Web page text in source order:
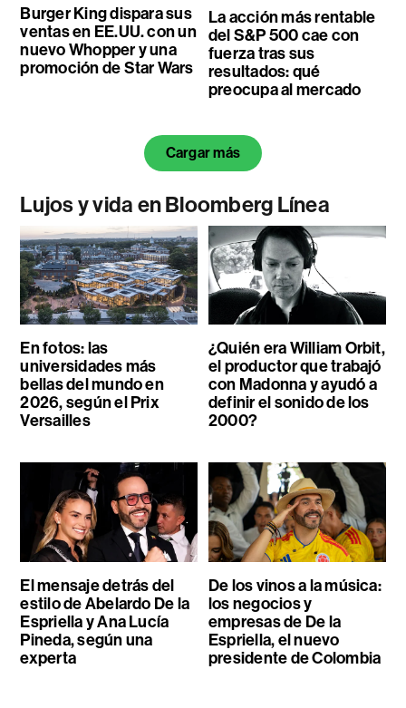
Burger King dispara sus
ventas en EE.UU. con un
nuevo Whopper y una
promoción de Star Wars
La acción más rentable
del S&P 500 cae con
fuerza tras sus
resultados: qué
preocupa al mercado
Cargar más
Lujos y vida en Bloomberg Línea
En fotos: las
universidades más
bellas del mundo en
2026, según el Prix
Versailles
¿Quién era William Orbit,
el productor que trabajó
con Madonna y ayudó a
definir el sonido de los
2000?
El mensaje detrás del
estilo de Abelardo De la
Espriella y Ana Lucía
Pineda, según una
experta
De los vinos a la música:
los negocios y
empresas de De la
Espriella, el nuevo
presidente de Colombia